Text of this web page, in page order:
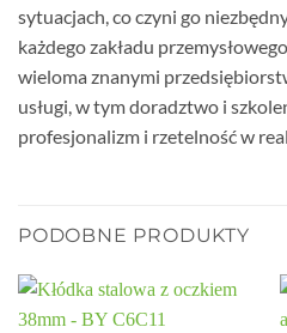
sytuacjach, co czyni go
każdego zakładu
wieloma znanymi
usługi, w tym doradztwo i
profesjonalizm i rzetelność w
PODOBNE PRODUKTY